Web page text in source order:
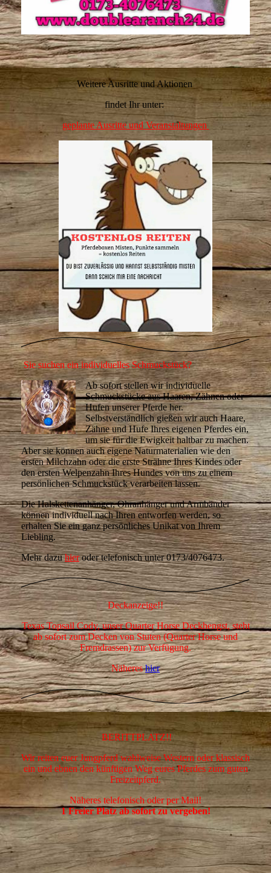
Weitere Ausritte und Aktionen
findet Ihr unter:
geplante Ausritte und Veranstaltungen
Sie suchen ein individuelles Schmuckstück?
Ab sofort stellen wir individuelle
Schmuckstücke aus Haaren, Zähnen oder
Hufen unserer Pferde her.
Selbstverständlich gießen wir auch Haare,
Zähne und Hufe Ihres eigenen Pferdes ein,
um sie für die Ewigkeit haltbar zu machen.
Aber sie können auch eigene Naturmaterialien wie den
ersten Milchzahn oder die erste Strähne Ihres Kindes oder
den ersten Welpenzahn Ihres Hundes von uns zu einem
persönlichen Schmuckstück verarbeiten lassen.
Die Halskettenanhänger, Ohranhänger und Armbänder
können individuell nach Ihren entworfen werden, so
erhalten Sie ein ganz persönliches Unikat von Ihrem
Liebling.
Mehr dazuhieroder telefonisch unter 0173/4076473.
Deckanzeige!!
Texas Topsail Cody, unser Quarter Horse Deckhengst, steht
ab sofort zum Decken von Stuten (Quarter Horse und
Fremdrassen)zur Verfügung.
Nähereshier
BERITTPLATZ!!
Wir reiten euer Jungpferd wahlweise Western oder klassisch
ein und ebnen den künftigen Weg eures Pferdes zum guten
Freizeitpferd.
Näheres telefonisch oder per Mail!
1 Freier Platz ab sofort zu vergeben!